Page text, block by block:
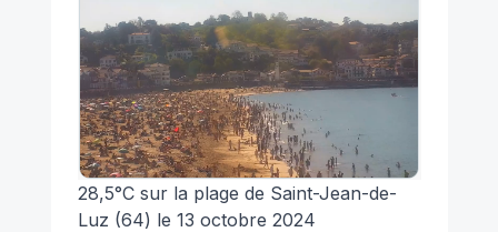
28,5°C sur la plage de Saint-Jean-de-
Luz (64) le 13 octobre 2024